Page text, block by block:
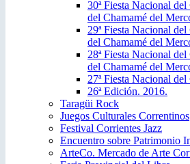
30ª Fiesta Nacional del
del Chamamé del
29ª Fiesta Nacional del
del Chamamé del
28ª Fiesta Nacional del
del Chamamé del
27ª Fiesta Nacional del
26ª Edición. 2016.
Taragüi Rock
Juegos Culturales Correntinos
Festival Corrientes Jazz
Encuentro sobre Patrimonio
ArteCo. Mercado de Arte